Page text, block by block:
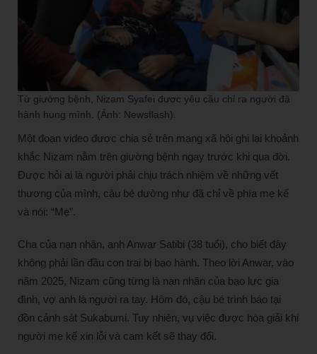
Từ giường bệnh, Nizam Syafei được yêu cầu chỉ ra người đã
hành hung mình. (Ảnh: Newsflash).
Một đoạn video được chia sẻ trên mạng xã hội ghi lại khoảnh
khắc Nizam nằm trên giường bệnh ngay trước khi qua đời.
Được hỏi ai là người phải chịu trách nhiệm về những vết
thương của mình, cậu bé dường như đã chỉ về phía mẹ kế
và nói: “Mẹ”.
Cha của nạn nhân, anh Anwar Satibi (38 tuổi), cho biết đây
không phải lần đầu con trai bị bạo hành. Theo lời Anwar, vào
năm 2025, Nizam cũng từng là nạn nhân của bạo lực gia
đình, vợ anh là người ra tay. Hôm đó, cậu bé trình báo tại
đồn cảnh sát Sukabumi. Tuy nhiên, vụ việc được hòa giải khi
người mẹ kế xin lỗi và cam kết sẽ thay đổi.